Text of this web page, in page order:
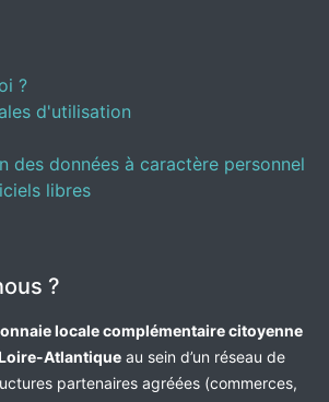
?
d'utilisation
des données à caractère personnel
libres
?
locale complémentaire citoyenne
Atlantique au sein d’un réseau de
partenaires agréées (commerces,